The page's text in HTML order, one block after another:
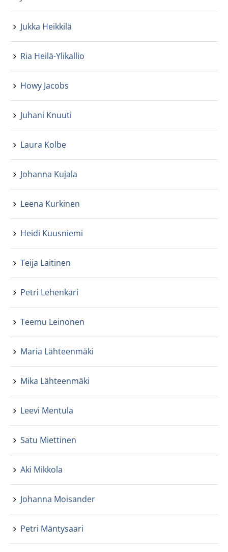
Jukka Heikkilä
Ria Heilä-Ylikallio
Howy Jacobs
Juhani Knuuti
Laura Kolbe
Johanna Kujala
Leena Kurkinen
Heidi Kuusniemi
Teija Laitinen
Petri Lehenkari
Teemu Leinonen
Maria Lähteenmäki
Mika Lähteenmäki
Leevi Mentula
Satu Miettinen
Aki Mikkola
Johanna Moisander
Petri Mäntysaari